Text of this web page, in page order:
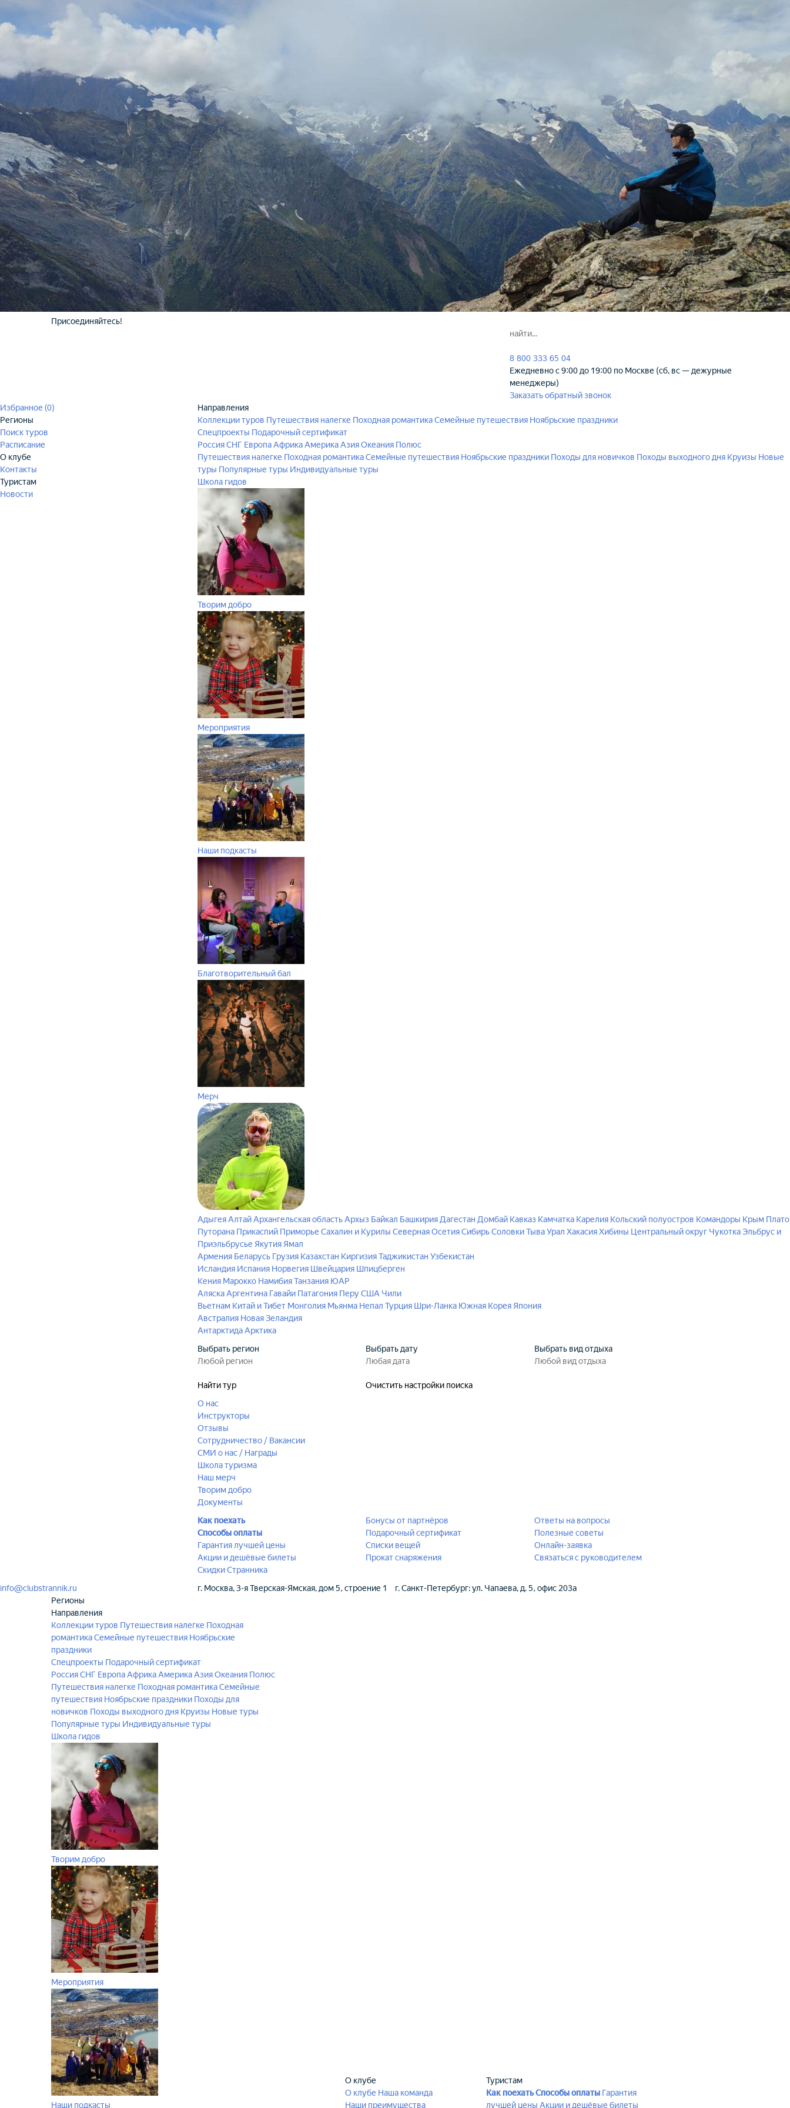
Присоединяйтесь!
8 800 333 65 04
Ежедневно с 9:00 до 19:00 по Москве (сб, вс — дежурные
менеджеры)
Заказать обратный звонок
Избранное (0)
Регионы
Поиск туров
Расписание
О клубе
Контакты
Туристам
Новости
Направления
Коллекции туров Путешествия налегке Походная романтикаСемейные путешествия Ноябрьские праздники
Спецпроекты Подарочный сертификат
РоссияСНГ ЕвропаАфрикаАмерикаАзияОкеания Полюс
Путешествия налегке Походная романтикаСемейные путешествия Ноябрьские праздники Походы для новичков Походы выходного дня Круизы Новые
туры Популярные туры Индивидуальные туры
Школа гидов
Творим добро
Мероприятия
Наши подкасты
Благотворительный бал
Мерч
АдыгеяАлтайАрхангельская областьАрхыз Байкал Башкирия Дагестан Домбай Кавказ Камчатка Карелия Кольский полуостров Командоры Крым Плато
Путорана Прикаспий Приморье Сахалин и Курилы Северная ОсетияСибирьСоловкиТываУрал ХакасияХибины Центральный округ ЧукоткаЭльбрус и
Приэльбрусье Якутия Ямал
Армения Беларусь Грузия Казахстан КиргизияТаджикистан Узбекистан
Исландия Испания Норвегия Швейцария Шпицберген
Кения Марокко НамибияТанзания ЮАР
АляскаАргентина Гавайи Патагония Перу США Чили
Вьетнам Китай и Тибет Монголия Мьянма Непал Турция Шри-Ланка Южная Корея Япония
Австралия Новая Зеландия
АнтарктидаАрктика
Выбрать регион
Выбрать дату Выбрать вид отдыха
Найти тур
Очистить настройки поиска
О нас
Инструкторы
Отзывы
Сотрудничество / Вакансии
СМИ о нас / Награды
Школа туризма
Наш мерч
Творим добро
Документы
Как поехать
Способы оплаты
Гарантия лучшей цены
Акции и дешёвые билеты
Скидки Странника
Бонусы от партнёров
Подарочный сертификат
Списки вещей
Прокат снаряжения
Ответы на вопросы
Полезные советы
Онлайн-заявка
Связаться с руководителем
info@clubstrannik.ru г. Москва, 3-я Тверская-Ямская, дом 5, строение 1
г. Санкт-Петербург: ул. Чапаева, д. 5, офис 203а
Регионы
Направления
Коллекции туров Путешествия налегке Походная
романтикаСемейные путешествия Ноябрьские
праздники
Спецпроекты Подарочный сертификат
РоссияСНГ ЕвропаАфрикаАмерикаАзияОкеания Полюс
Путешествия налегке Походная романтикаСемейные
путешествия Ноябрьские праздники Походы для
новичков Походы выходного дня Круизы Новые туры
Популярные туры Индивидуальные туры
Школа гидов
Творим добро
Мероприятия
Наши подкасты
О клубе
О клубе Наша команда
Наши преимущества
Туристам
Как поехать Способы оплаты Гарантия
лучшей цены Акции и дешёвые билеты